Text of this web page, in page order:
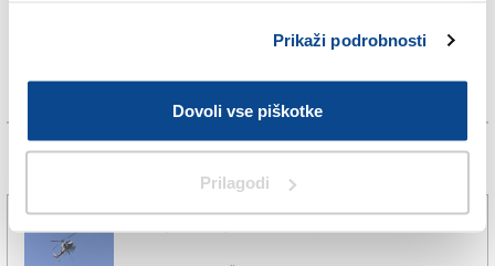
Prikaži podrobnosti
Dovoli vse piškotke
Prilagodi
Štirinajst žarišč je zalil helikopter